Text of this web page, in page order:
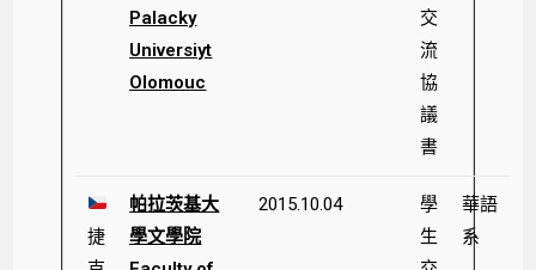
Palacky
Universiyt
Olomouc
交
流
協
議
書
捷
帕拉茨基大
學文學院
2015.10.04
學
生
華語
系